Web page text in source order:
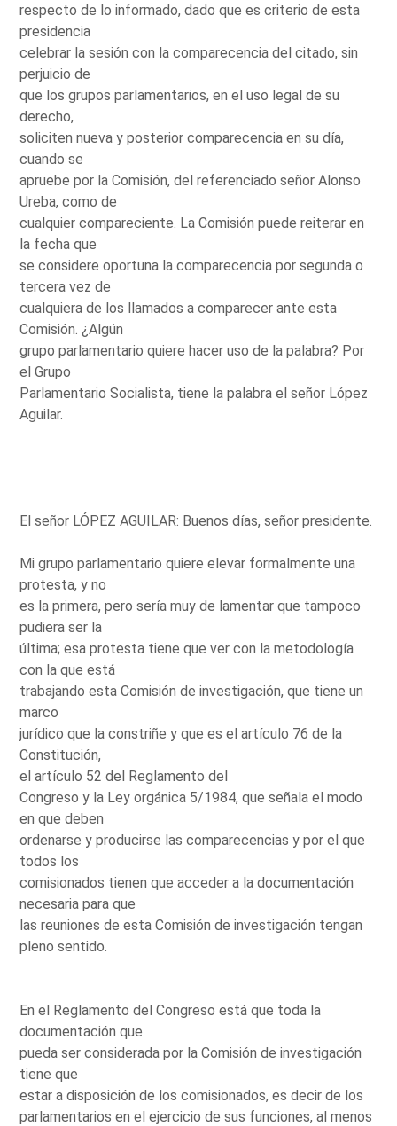
respecto de lo informado, dado que es criterio de esta
presidencia
celebrar la sesión con la comparecencia del citado, sin
perjuicio de
que los grupos parlamentarios, en el uso legal de su
derecho,
soliciten nueva y posterior comparecencia en su día,
cuando se
apruebe por la Comisión, del referenciado señor Alonso
Ureba, como de
cualquier compareciente. La Comisión puede reiterar en
la fecha que
se considere oportuna la comparecencia por segunda o
tercera vez de
cualquiera de los llamados a comparecer ante esta
Comisión. ¿Algún
grupo parlamentario quiere hacer uso de la palabra? Por
el Grupo
Parlamentario Socialista, tiene la palabra el señor López
Aguilar.
El señor LÓPEZ AGUILAR: Buenos días, señor presidente.
Mi grupo parlamentario quiere elevar formalmente una
protesta, y no
es la primera, pero sería muy de lamentar que tampoco
pudiera ser la
última; esa protesta tiene que ver con la metodología
con la que está
trabajando esta Comisión de investigación, que tiene un
marco
jurídico que la constriñe y que es el artículo 76 de la
Constitución,
el artículo 52 del Reglamento del
Congreso y la Ley orgánica 5/1984, que señala el modo
en que deben
ordenarse y producirse las comparecencias y por el que
todos los
comisionados tienen que acceder a la documentación
necesaria para que
las reuniones de esta Comisión de investigación tengan
pleno sentido.
En el Reglamento del Congreso está que toda la
documentación que
pueda ser considerada por la Comisión de investigación
tiene que
estar a disposición de los comisionados, es decir de los
parlamentarios en el ejercicio de sus funciones, al menos